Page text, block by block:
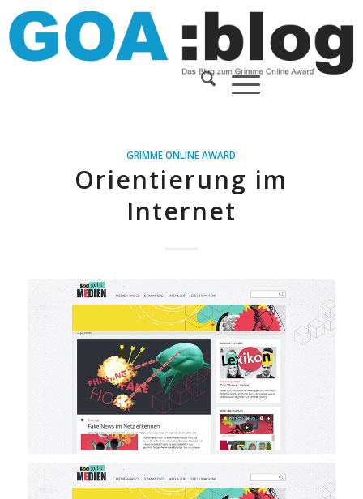
GRIMME ONLINE AWARD
Orientierung im
Internet